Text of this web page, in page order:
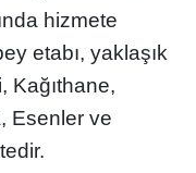
hizmete
etabı, yaklaşık
Kağıthane,
Esenler ve